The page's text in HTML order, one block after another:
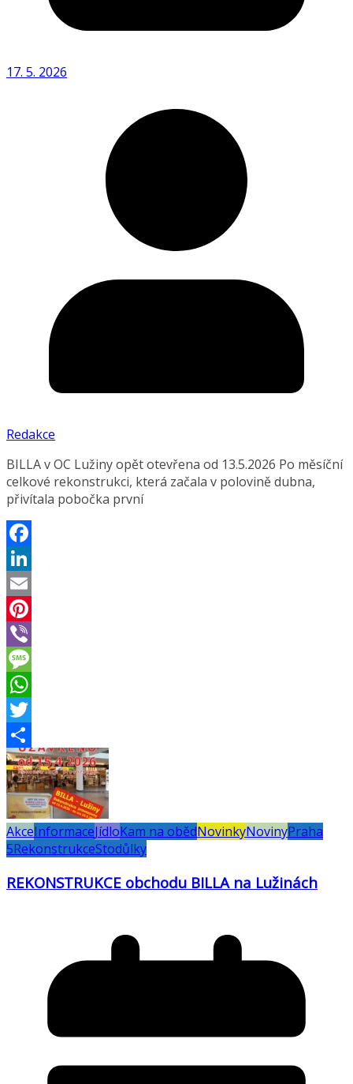
17. 5. 2026
Redakce
BILLA v OC Lužiny opět otevřena od 13.5.2026 Po měsíční
celkové rekonstrukci, která začala v polovině dubna,
přivítala pobočka první
Facebook
LinkedIn
Email
Pinterest
Viber
Message
WhatsApp
Twitter
Share
AkceInformaceJídloKam na obědNovinkyNovinyPraha
5RekonstrukceStodůlky
REKONSTRUKCE obchodu BILLA na Lužinách